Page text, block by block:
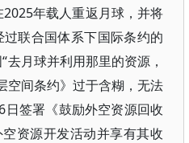
年载人重返月球，并将
联合国体系下国际条约的
月球并利用那里的资源，
空间条约》过于含糊，无法
签署《鼓励外空资源回收
资源开发活动并享有其收